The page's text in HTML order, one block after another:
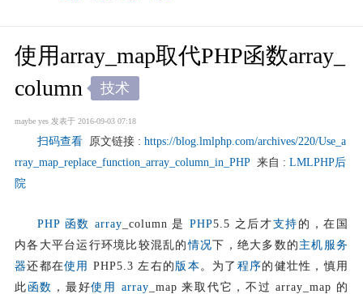
使用array_map取代PHP函数array_
column
技术
maybe yes 发表于 2016-09-03 07:18
扫码查看 原文链接 : https://blog.lmlphp.com/archives/220/Use_a
rray_map_replace_function_array_column_in_PHP 来自 : LMLPHP后
院
PHP 函数 array _column 是 PHP5.5 之后才支持 的，在国
内各大平台运行环境比较混乱的情况下，绝大多数的 主机 服务
器还都在使用 PHP5.3 左右的 版本。为了 程序的健壮性，慎用
此函数 ，最好使用 array _map 来取代它，不过 array_map 的